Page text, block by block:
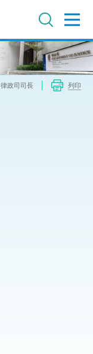
律政司司長 列印